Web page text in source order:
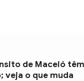
de Maceió
veja o que muda